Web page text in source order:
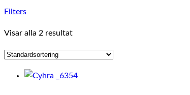
Filters
Visar alla 2 resultat